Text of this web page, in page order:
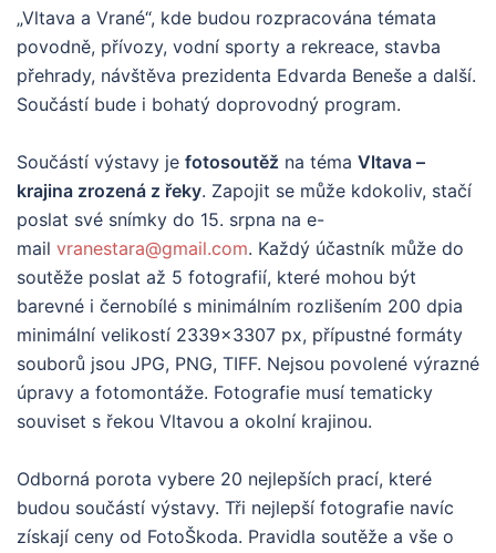
„Vltava a Vrané“, kde budou rozpracována témata
povodně, přívozy, vodní sporty a rekreace, stavba
přehrady, návštěva prezidenta Edvarda Beneše a další.
Součástí bude i bohatý doprovodný program.
Součástí výstavy je fotosoutěž na téma Vltava –
krajina zrozená z řeky. Zapojit se může kdokoliv, stačí
poslat své snímky do 15. srpna na e-
mail vranestara@gmail.com. Každý účastník může do
soutěže poslat až 5 fotografií, které mohou být
barevné i černobílé s minimálním rozlišením 200 dpia
minimální velikostí 2339×3307 px, přípustné formáty
souborů jsou JPG, PNG, TIFF. Nejsou povolené výrazné
úpravy a fotomontáže. Fotografie musí tematicky
souviset s řekou Vltavou a okolní krajinou.
Odborná porota vybere 20 nejlepších prací, které
budou součástí výstavy. Tři nejlepší fotografie navíc
získají ceny od FotoŠkoda. Pravidla soutěže a vše o